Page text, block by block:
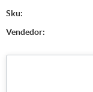
Sku:
Vendedor: